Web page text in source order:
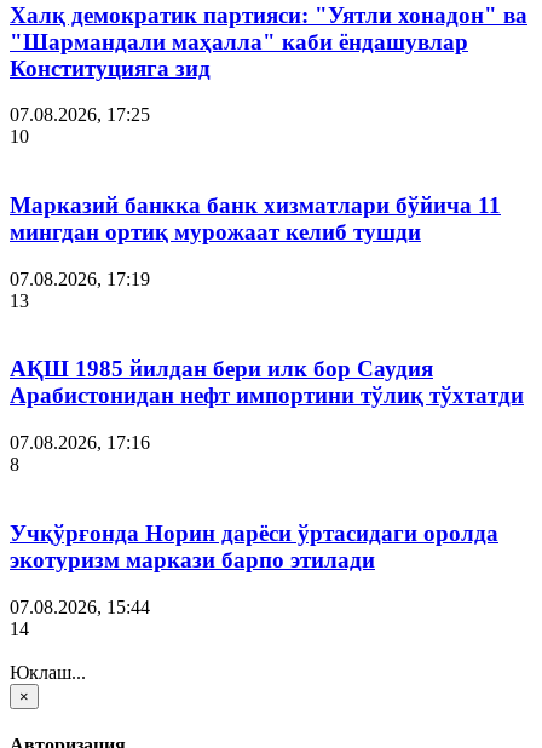
Халқ демократик партияси: "Уятли хонадон" ва
"Шармандали маҳалла" каби ёндашувлар
Конституцияга зид
07.08.2026, 17:25
10
Марказий банкка банк хизматлари бўйича 11
мингдан ортиқ мурожаат келиб тушди
07.08.2026, 17:19
13
АҚШ 1985 йилдан бери илк бор Саудия
Арабистонидан нефт импортини тўлиқ тўхтатди
07.08.2026, 17:16
8
Учқўрғонда Норин дарёси ўртасидаги оролда
экотуризм маркази барпо этилади
07.08.2026, 15:44
14
Юклаш...
×